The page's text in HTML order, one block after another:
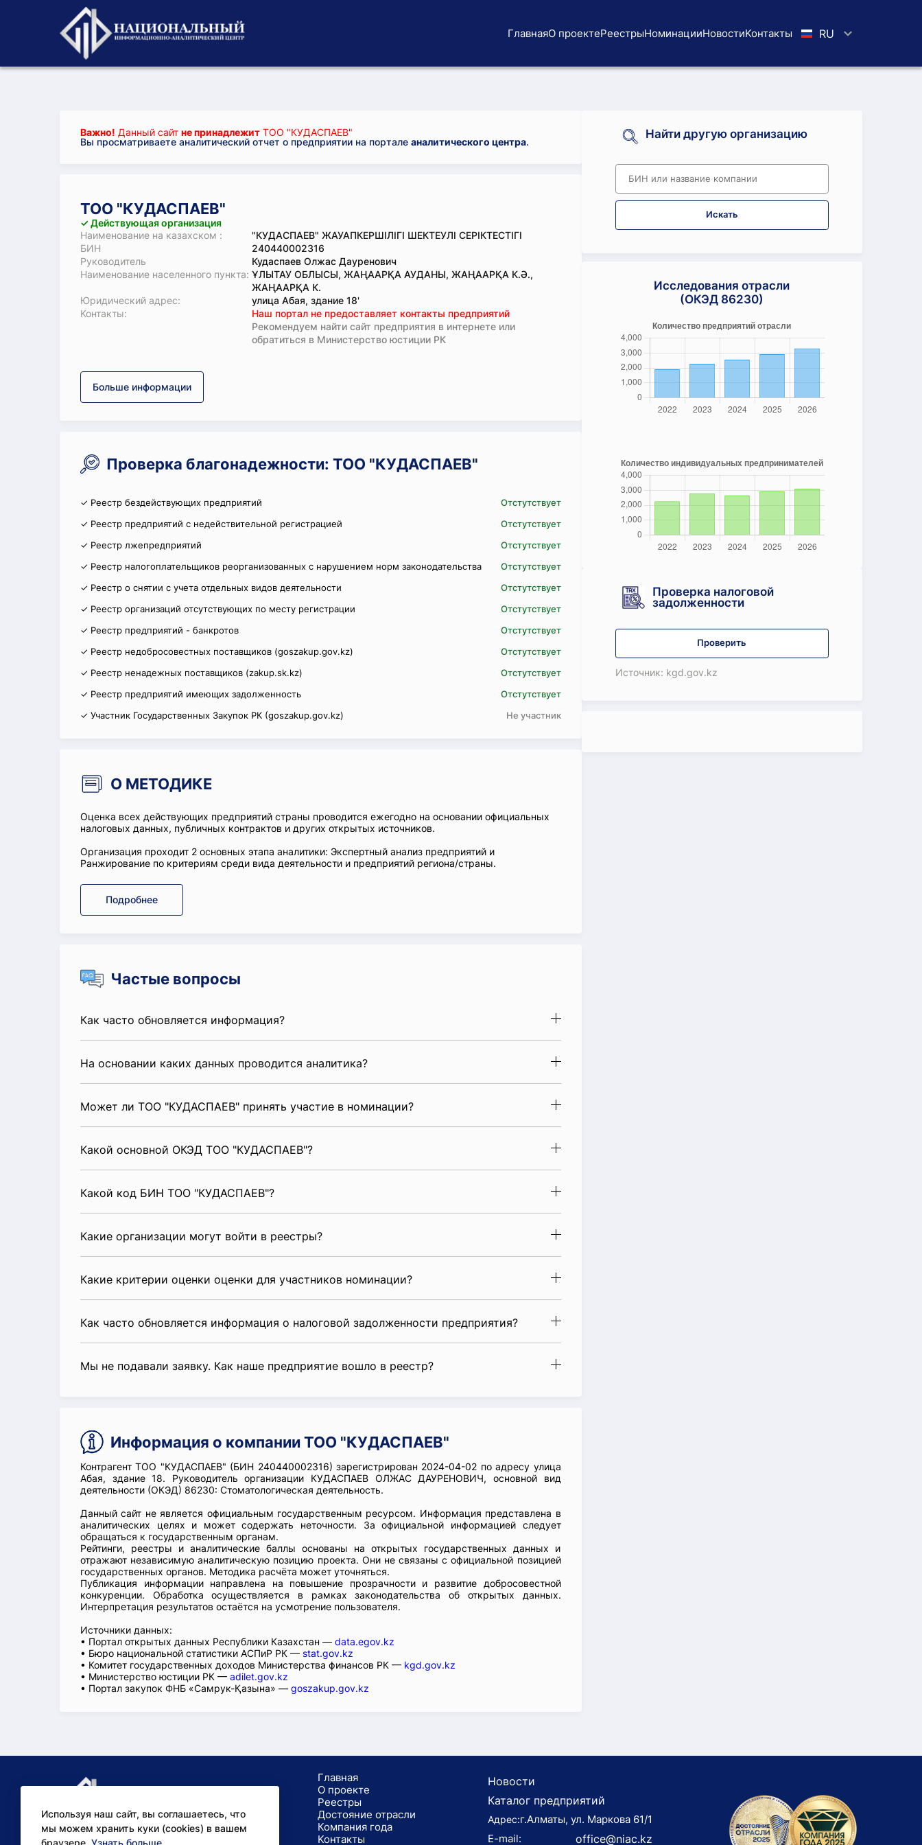
ГлавнаяО проектеРеестрыНоминацииНовостиKoнтaкты RU
Важно! Данный сайт не принадлежит ТОО "КУДАСПАЕВ"
Вы просматриваете аналитический отчет о предприятии на портале аналитического центра.
ТОО "КУДАСПАЕВ"
✓ Действующая организация
Наименование на казахском :
"КУДАСПАЕВ" ЖАУАПКЕРШІЛІГІ ШЕКТЕУЛІ СЕРІКТЕСТІГІ
БИН
240440002316
Руководитель
Кудаспаев Олжас Дауренович
Наименование населенного пункта: ҰЛЫТАУ ОБЛЫСЫ, ЖАҢААРҚА АУДАНЫ, ЖАҢААРҚА К.Ә.,
ЖАҢААРҚА К.
Юридический адрес:
улица Абая, здание 18'
Koнтaкты:
Наш портал не предоставляет контакты предприятий
Рекомендуем найти сайт предприятия в интернете или
обратиться в Министерство юстиции РК
Больше информации
Проверка благонадежности: ТОО "КУДАСПАЕВ"
✓ Реестр бездействующих предприятий
Отстутствует
✓ Реестр предприятий с недействительной регистрацией
Отстутствует
✓ Реестр лжепредприятий
Отстутствует
✓ Реестр налогоплательщиков реорганизованных с нарушением норм законодательства
Отстутствует
✓ Реестр о снятии с учета отдельных видов деятельности
Отстутствует
✓ Реестр организаций отсутствующих по месту регистрации
Отстутствует
✓ Реестр предприятий - банкротов
Отстутствует
✓ Реестр недобросовестных поставщиков (goszakup.gov.kz)
Отстутствует
✓ Реестр ненадежных поставщиков (zakup.sk.kz)
Отстутствует
✓ Реестр предприятий имеющих задолженность
Отстутствует
✓ Участник Государственных Закупок РК (goszakup.gov.kz)
Не участник
О МЕТОДИКЕ
Оценка всех действующих предприятий страны проводится ежегодно на основании официальных
налоговых данных, публичных контрактов и других открытых источников.
Организация проходит 2 основных этапа аналитики: Экспертный анализ предприятий и
Ранжирование по критериям среди вида деятельности и предприятий региона/страны.
Подробнее
Частые вопросы
Как часто обновляется информация?
На основании каких данных проводится аналитика?
Может ли ТОО "КУДАСПАЕВ" принять участие в номинации?
Какой основной ОКЭД ТОО "КУДАСПАЕВ"?
Какой код БИН ТОО "КУДАСПАЕВ"?
Какие организации могут войти в реестры?
Какие критерии оценки оценки для участников номинации?
Как часто обновляется информация о налоговой задолженности предприятия?
Мы не подавали заявку. Как наше предприятие вошло в реестр?
Информация о компании ТОО "КУДАСПАЕВ"
Контрагент ТОО "КУДАСПАЕВ" (БИН 240440002316) зарегистрирован 2024-04-02 по адресу улица
Абая, здание 18. Руководитель организации КУДАСПАЕВ ОЛЖАС ДАУРЕНОВИЧ, основной вид
деятельности (ОКЭД) 86230: Стоматологическая деятельность.
Данный сайт не является официальным государственным ресурсом. Информация представлена в
аналитических целях и может содержать неточности. За официальной информацией следует
обращаться к государственным органам.
Рейтинги, реестры и аналитические баллы основаны на открытых государственных данных и
отражают независимую аналитическую позицию проекта. Они не связаны с официальной позицией
государственных органов. Методика расчёта может уточняться.
Публикация информации направлена на повышение прозрачности и развитие добросовестной
конкуренции. Обработка осуществляется в рамках законодательства об открытых данных.
Интерпретация результатов остаётся на усмотрение пользователя.
Источники данных:
• Портал открытых данных Республики Казахстан — data.egov.kz
• Бюро национальной статистики АСПиР РК — stat.gov.kz
• Комитет государственных доходов Министерства финансов РК — kgd.gov.kz
• Министерство юстиции РК — adilet.gov.kz
• Портал закупок ФНБ «Самрук-Қазына» — goszakup.gov.kz
Найти другую организацию
Искать
Исследования отрасли
(ОКЭД 86230)
Проверка налоговой
задолженности
Проверить
Источник: kgd.gov.kz
Используя наш сайт, вы соглашаетесь, что
мы можем хранить куки (cookies) в вашем
Главная
О проекте
Реестры
Достояние отрасли
Компания года
Koнтaкты
Новости
Каталог предприятий
Адрес:г.Алматы, ул. Маркова 61/1
E-mail:
office@niac.kz